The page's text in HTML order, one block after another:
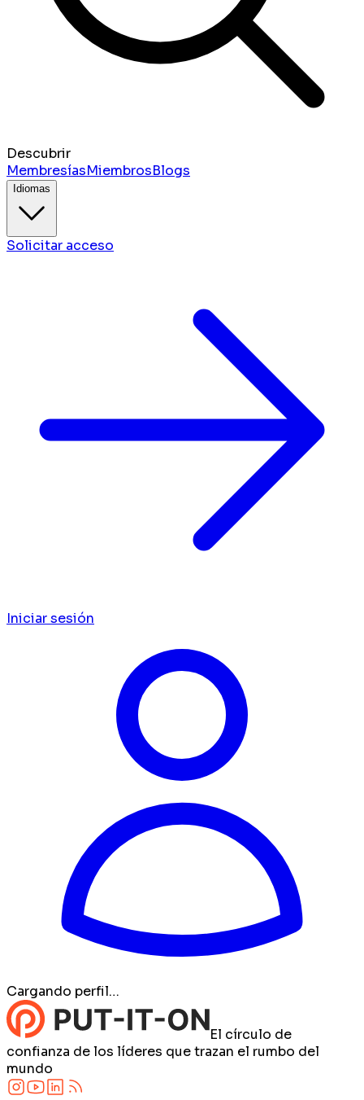
Descubrir
MembresíasMiembrosBlogs
Idiomas
Solicitar acceso
Iniciar sesión
Cargando perfil…
El círculo de
confianza de los líderes que trazan el rumbo del
mundo